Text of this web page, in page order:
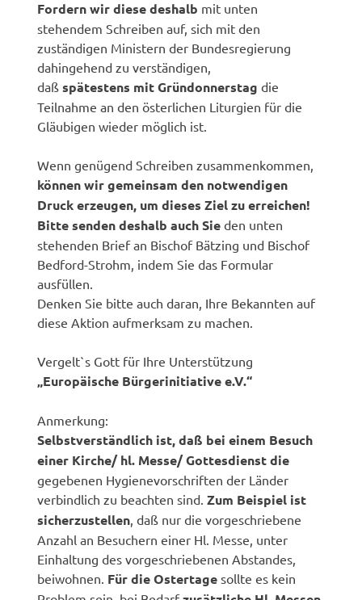
Fordern wir diese deshalb mit unten
stehendem Schreiben auf, sich mit den
zuständigen Ministern der Bundesregierung
dahingehend zu verständigen,
daß spätestens mit Gründonnerstag die
Teilnahme an den österlichen Liturgien für die
Gläubigen wieder möglich ist.
Wenn genügend Schreiben zusammenkommen,
können wir gemeinsam den notwendigen
Druck erzeugen, um dieses Ziel zu erreichen!
Bitte senden deshalb auch Sie den unten
stehenden Brief an Bischof Bätzing und Bischof
Bedford-Strohm, indem Sie das Formular
ausfüllen.
Denken Sie bitte auch daran, Ihre Bekannten auf
diese Aktion aufmerksam zu machen.
Vergelt`s Gott für Ihre Unterstützung
„Europäische Bürgerinitiative e.V.“
Anmerkung:
Selbstverständlich ist, daß bei einem Besuch
einer Kirche/ hl. Messe/ Gottesdienst die
gegebenen Hygienevorschriften der Länder
verbindlich zu beachten sind.Zum Beispiel ist
sicherzustellen , daß nur die vorgeschriebene
Anzahl an Besuchern einer Hl. Messe, unter
Einhaltung des vorgeschriebenen Abstandes,
beiwohnen. Für die Ostertage sollte es kein